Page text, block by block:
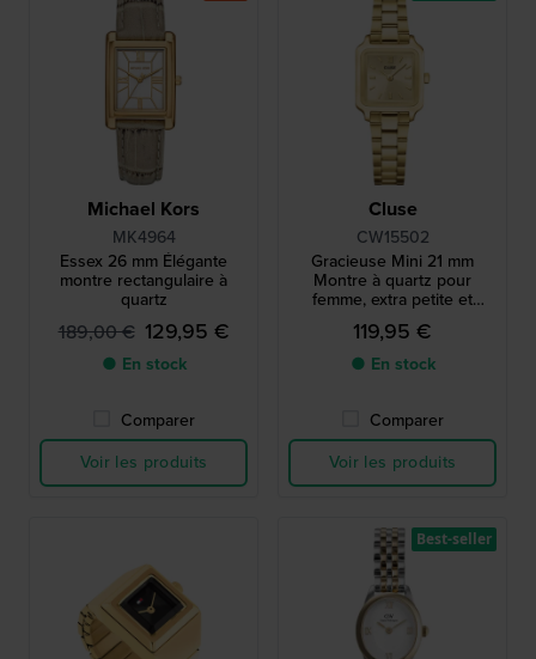
Michael Kors
MK4964
Essex 26 mm Élégante
montre rectangulaire à
quartz
189,00 € 129,95 €
● En stock
Comparer
Voir les produits
Cluse
CW15502
Gracieuse Mini 21 mm
Montre à quartz pour
femme, extra petite et
carrée
119,95 €
● En stock
Comparer
Voir les produits
Best-seller